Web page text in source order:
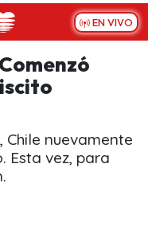
EN VIVO
nuevamente
Esta vez, para